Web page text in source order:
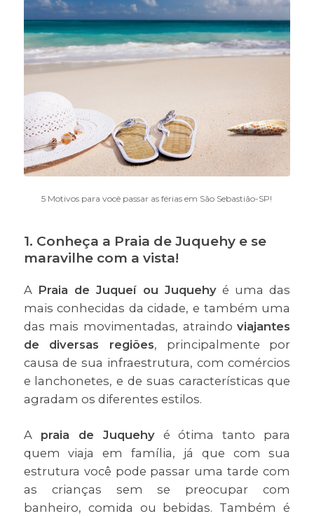
5 Motivos para você passar as férias em São Sebastião-SP!
1. Conheça a Praia de Juquehy e se
maravilhe com a vista!
A Praia de Juqueí ou Juquehyé uma das
mais conhecidas da cidade, e também uma
das mais movimentadas, atraindoviajantes
de diversas regiões, principalmente por
causa de sua infraestrutura, com comércios
e lanchonetes, e de suas características que
agradam os diferentes estilos.
A praia de Juquehyé ótima tanto para
quem viaja em família, já que com sua
estrutura você pode passar uma tarde com
as crianças sem se preocupar com
banheiro, comida ou bebidas. Também é